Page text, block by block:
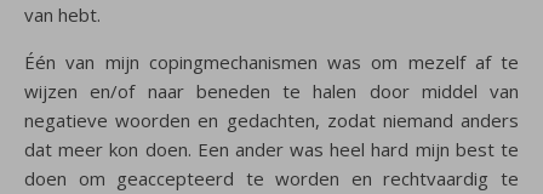
van hebt.
Één van mijn copingmechanismen was om mezelf af te
wijzen en/of naar beneden te halen door middel van
negatieve woorden en gedachten, zodat niemand anders
dat meer kon doen. Een ander was heel hard mijn best te
doen om geaccepteerd te worden en rechtvaardig te